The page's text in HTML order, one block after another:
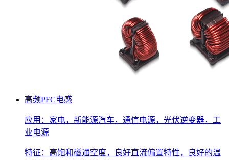
高频PFC电感
应用：家电，新能源汽车，通信电源，光伏逆变器，工
业电源
特征：高饱和磁通空度，良好直流偏置特性，良好的温